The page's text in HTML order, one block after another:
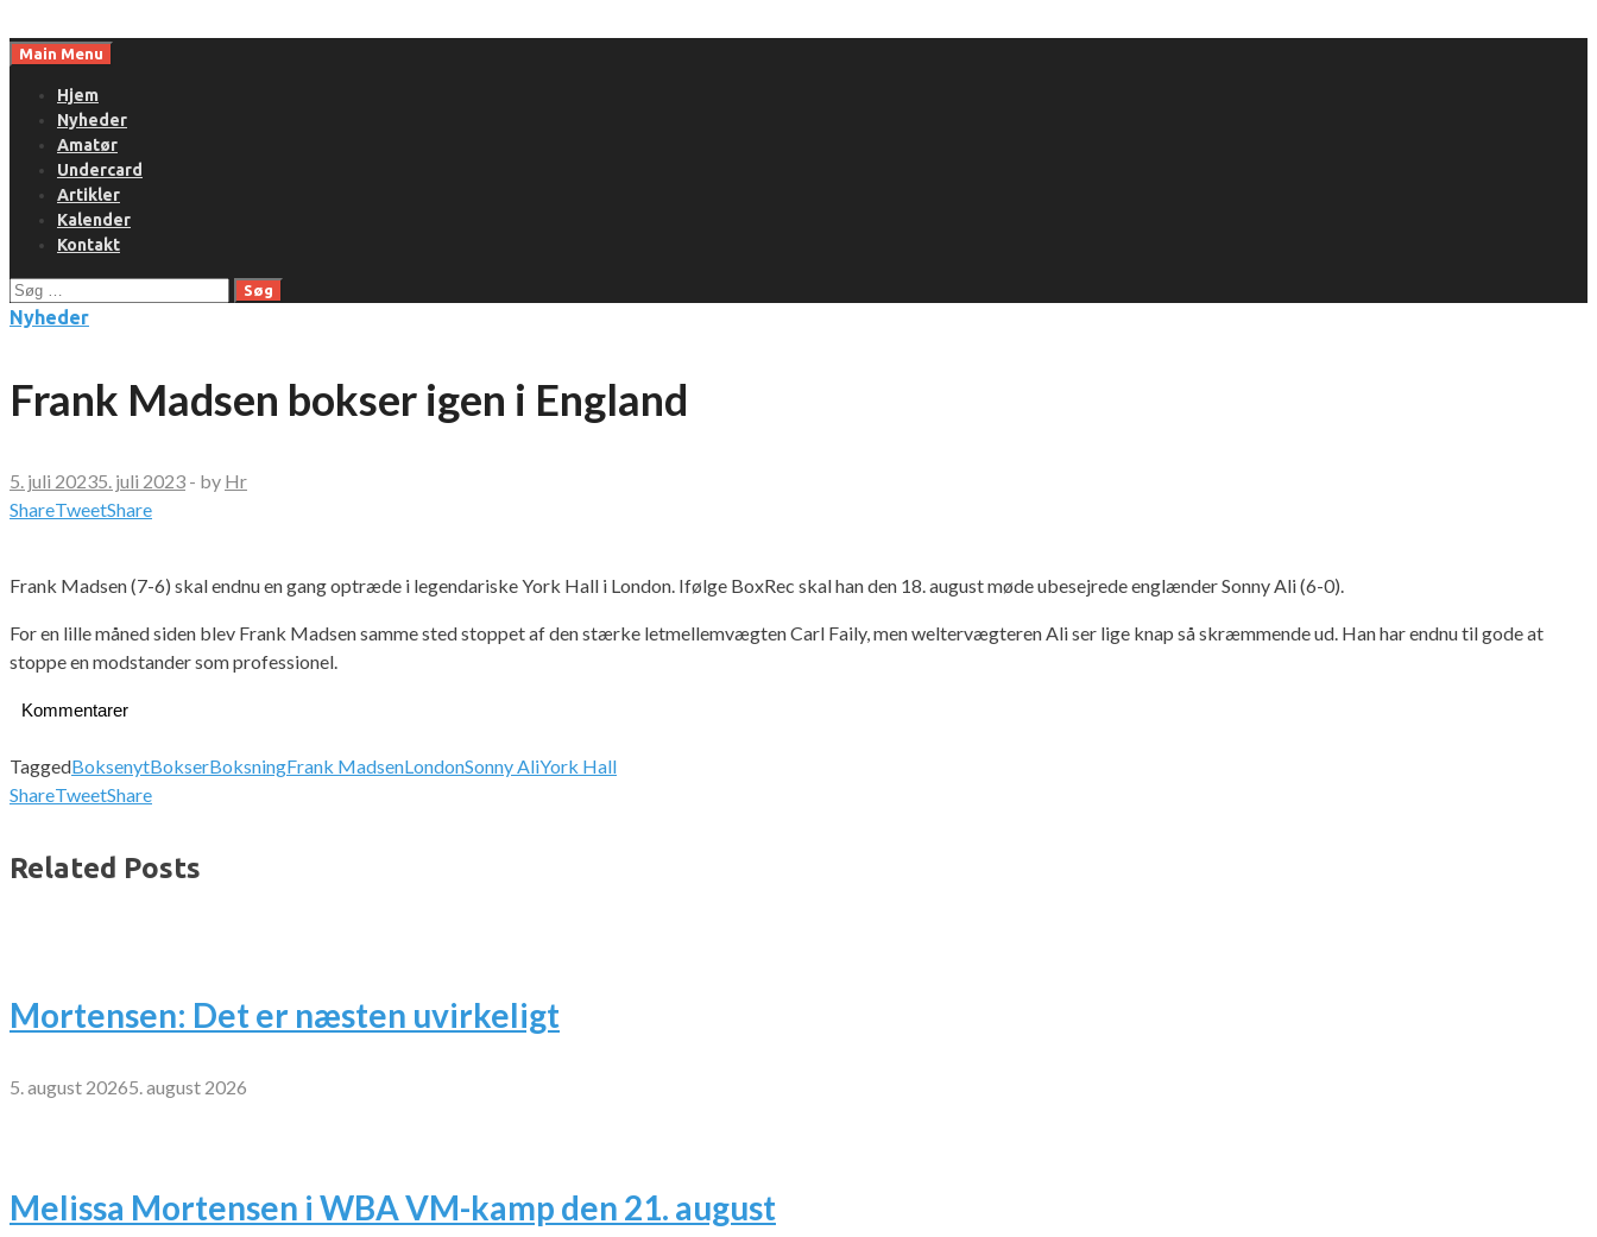
toMain Menu
Hjem
Nyheder
Amatør
Undercard
Artikler
Kalender
Kontakt
Søg
efter:
Nyheder
Frank Madsen bokser igen i England
5. juli 20235. juli 2023 - by Hr
ShareTweetShare
Frank Madsen (7-6) skal endnu en gang optræde i legendariske York Hall i London. Ifølge BoxRec skal han den 18. august møde ubesejrede englænder Sonny Ali (6-0).
For en lille måned siden blev Frank Madsen samme sted stoppet af den stærke letmellemvægten Carl Faily, men weltervægteren Ali ser lige knap så skræmmende ud. Han har endnu til gode at
stoppe en modstander som professionel.
Kommentarer
TaggedBoksenytBokserBoksningFrank MadsenLondonSonny AliYork Hall
ShareTweetShare
Related Posts
Mortensen: Det er næsten uvirkeligt
5. august 20265. august 2026
Melissa Mortensen i WBA VM-kamp den 21. august